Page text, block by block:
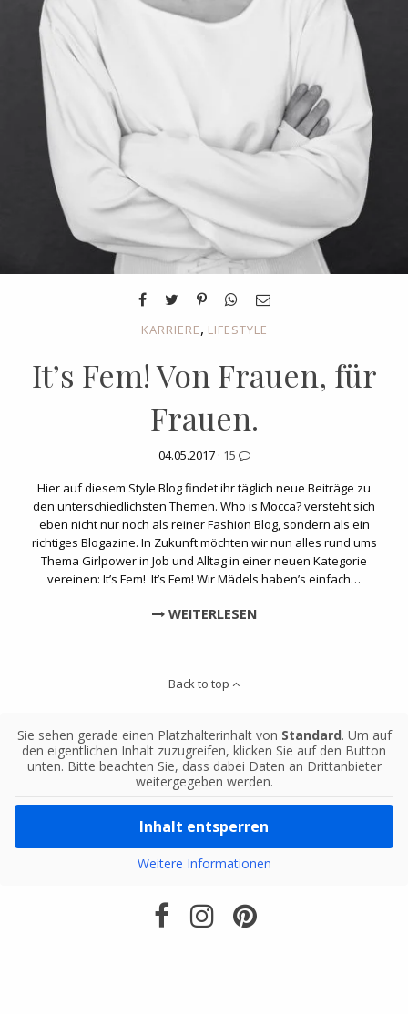
KARRIERE, LIFESTYLE
It’s Fem! Von Frauen, für
Frauen.
04.05.2017 · 15
Hier auf diesem Style Blog findet ihr täglich neue Beiträge zu
den unterschiedlichsten Themen. Who is Mocca? versteht sich
eben nicht nur noch als reiner Fashion Blog, sondern als ein
richtiges Blogazine. In Zukunft möchten wir nun alles rund ums
Thema Girlpower in Job und Alltag in einer neuen Kategorie
vereinen: It’s Fem! It’s Fem! Wir Mädels haben’s einfach…
WEITERLESEN
Back to top
Sie sehen gerade einen Platzhalterinhalt von Standard. Um auf
den eigentlichen Inhalt zuzugreifen, klicken Sie auf den Button
unten. Bitte beachten Sie, dass dabei Daten an Drittanbieter
weitergegeben werden.
Inhalt entsperren
Weitere Informationen